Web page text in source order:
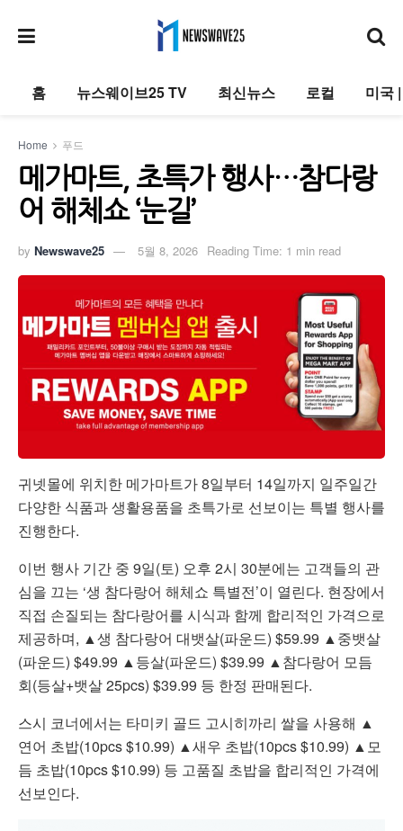
홈 뉴스웨이브25 TV 최신뉴스 로컬 미국
Home 푸드
메가마트, 초특가 행사…참다랑
어 해체쇼 ‘눈길’
by Newswave25 5월 8, 2026 Reading Time: 1 min read
귀넷몰에 위치한 메가마트가 8일부터 14일까지 일주일간
다양한 식품과 생활용품을 초특가로 선보이는 특별 행사를
진행한다.
이번 행사 기간 중 9일(토) 오후 2시 30분에는 고객들의 관
심을 끄는 ‘생 참다랑어 해체쇼 특별전’이 열린다. 현장에서
직접 손질되는 참다랑어를 시식과 함께 합리적인 가격으로
제공하며, ▲생 참다랑어 대뱃살(파운드) $59.99 ▲중뱃살
(파운드) $49.99 ▲등살(파운드) $39.99 ▲참다랑어 모듬
회(등살+뱃살 25pcs) $39.99 등 한정 판매된다.
스시 코너에서는 타미키 골드 고시히까리 쌀을 사용해 ▲
연어 초밥(10pcs $10.99) ▲새우 초밥(10pcs $10.99) ▲모
듬 초밥(10pcs $10.99) 등 고품질 초밥을 합리적인 가격에
선보인다.